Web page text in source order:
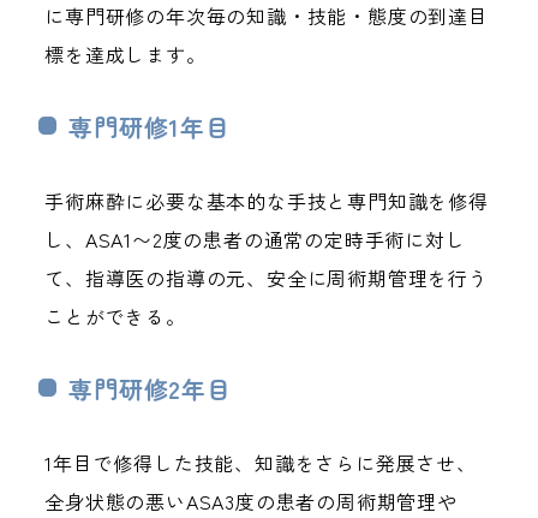
に専門研修の年次毎の知識・技能・態度の到達目
標を達成します。
専門研修1年目
手術麻酔に必要な基本的な手技と専門知識を修得
し、ASA1〜2度の患者の通常の定時手術に対し
て、指導医の指導の元、安全に周術期管理を行う
ことができる。
専門研修2年目
1年目で修得した技能、知識をさらに発展させ、
全身状態の悪いASA3度の患者の周術期管理や